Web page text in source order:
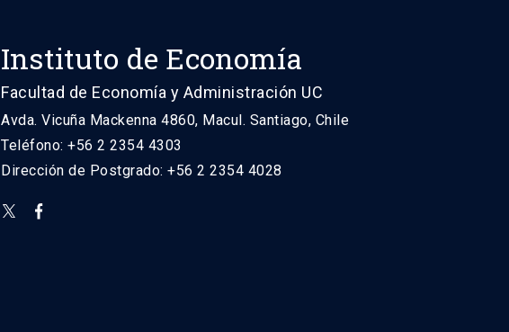
Instituto de Economía
Facultad de Economía y Administración UC
Avda. Vicuña Mackenna 4860, Macul. Santiago, Chile
Teléfono: +56 2 2354 4303
Dirección de Postgrado: +56 2 2354 4028